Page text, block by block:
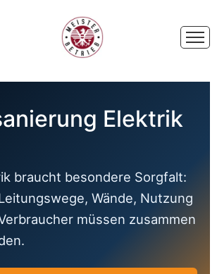
Elektrik
braucht besondere Sorgfalt:
Wände, Nutzung
müssen zusammen